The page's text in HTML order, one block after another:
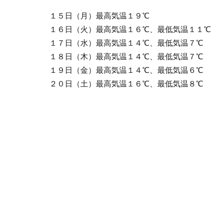
１５日（月）最高気温１９℃
１６日（火）最高気温１６℃、最低気温１１℃
１７日（水）最高気温１４℃、最低気温７℃
１８日（木）最高気温１４℃、最低気温７℃
１９日（金）最高気温１４℃、最低気温６℃
２０日（土）最高気温１６℃、最低気温８℃